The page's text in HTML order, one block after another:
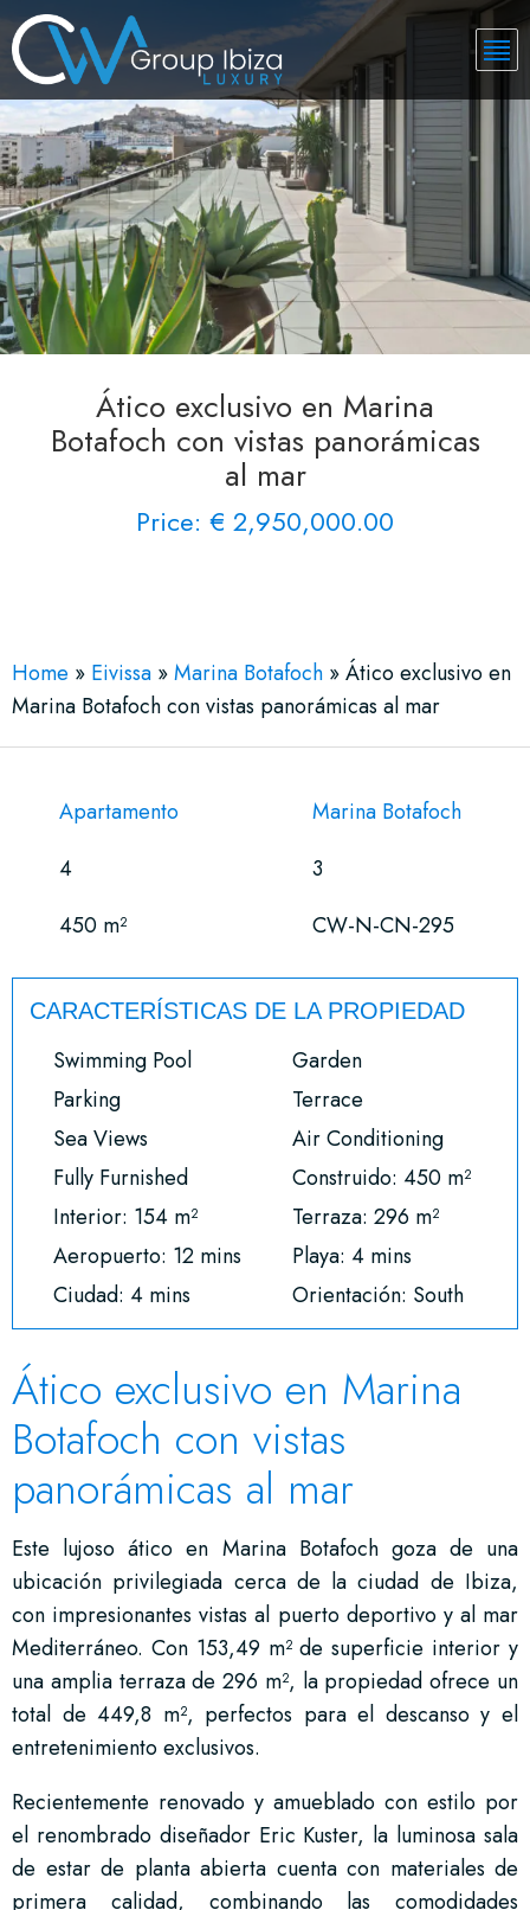
Ático exclusivo en Marina
Botafoch con vistas panorámicas
al mar
Price: € 2,950,000.00
Home » Eivissa »Marina Botafoch »Ático exclusivo en
Marina Botafoch con vistas panorámicas al mar
Apartamento
Marina Botafoch
4
3
450 m²
CW-N-CN-295
CARACTERÍSTICAS DE LA PROPIEDAD
Swimming Pool
Garden
Parking
Terrace
Sea Views
Air Conditioning
Fully Furnished
Construido: 450 m²
Interior: 154 m²
Terraza: 296 m²
Aeropuerto: 12 mins
Playa: 4 mins
Ciudad: 4 mins
Orientación: South
Ático exclusivo en Marina
Botafoch con vistas
panorámicas al mar
Este lujoso ático en Marina Botafoch goza de una
ubicación privilegiada cerca de la ciudad de Ibiza,
con impresionantes vistas al puerto deportivo y al mar
Mediterráneo. Con 153,49 m² de superficie interior y
una amplia terraza de 296 m², la propiedad ofrece un
total de 449,8 m², perfectos para el descanso y el
entretenimiento exclusivos.
Recientemente renovado y amueblado con estilo por
el renombrado diseñador Eric Kuster, la luminosa sala
de estar de planta abierta cuenta con materiales de
primera calidad, combinando las comodidades